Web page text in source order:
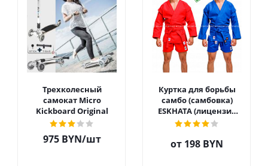
Трехколесный
самокат Micro
Kickboard Original
975BYN/шт
Куртка для борьбы
самбо (самбовка)
ESKHATA (лицензия
ВФС)
от 198 BYN